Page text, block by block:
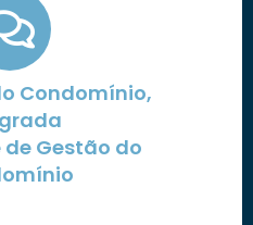
Condomínio,
Gestão do